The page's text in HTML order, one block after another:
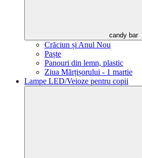
candy bar
Crăciun și Anul Nou
Paște
Panouri din lemn, plastic
Ziua Mărțișorului - 1 martie
Lampe LED/Veioze pentru copii